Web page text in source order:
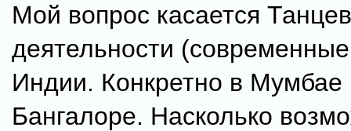
Мой вопрос касается
деятельности
Индии. Конкретно в Мумбае
Бангалоре. Насколько